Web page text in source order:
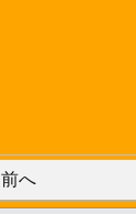
前へ